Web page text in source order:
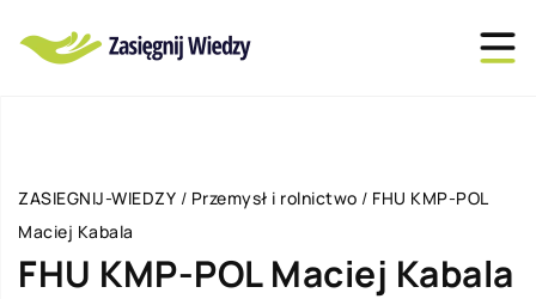
ZASIEGNIJ-WIEDZY / Przemysł i rolnictwo / FHU KMP-POL
Maciej Kabala
FHU KMP-POL Maciej Kabala